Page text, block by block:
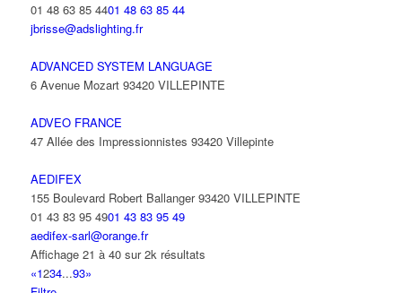
01 48 63 85 4401 48 63 85 44
jbrisse@adslighting.fr
ADVANCED SYSTEM LANGUAGE
6 Avenue Mozart 93420 VILLEPINTE
ADVEO FRANCE
47 Allée des Impressionnistes 93420 Villepinte
AEDIFEX
155 Boulevard Robert Ballanger 93420 VILLEPINTE
01 43 83 95 4901 43 83 95 49
aedifex-sarl@orange.fr
Affichage 21 à 40 sur 2k résultats
«1234...93»